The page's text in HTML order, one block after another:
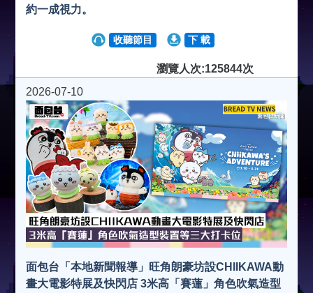
約一成視力。
收聽節目 下 載
瀏覽人次:125844次
2026-07-10
面包台「本地新聞報導」旺角朗豪坊設CHIIKAWA動
畫大電影特展及快閃店 3米高「賽蓮」角色吹氣造型